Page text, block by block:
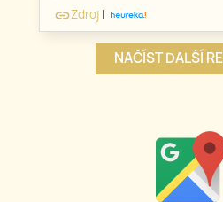
linkZdroj |
NAČÍST DALŠÍ